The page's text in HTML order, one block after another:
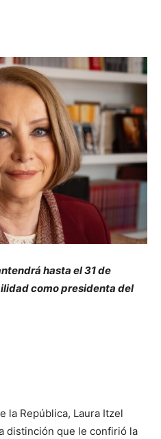
hasta el 31 de
como presidenta del
la República, Laura Itzel
distinción que le confirió la